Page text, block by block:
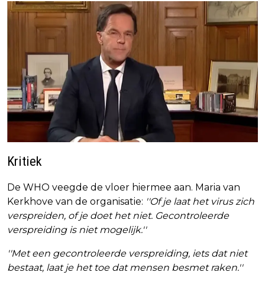
Kritiek
De WHO veegde de vloer hiermee aan. Maria van
Kerkhove van de organisatie: ''Of je laat het virus zich
verspreiden, of je doet het niet. Gecontroleerde
verspreiding is niet mogelijk.''
''Met een gecontroleerde verspreiding, iets dat niet
bestaat, laat je het toe dat mensen besmet raken.''